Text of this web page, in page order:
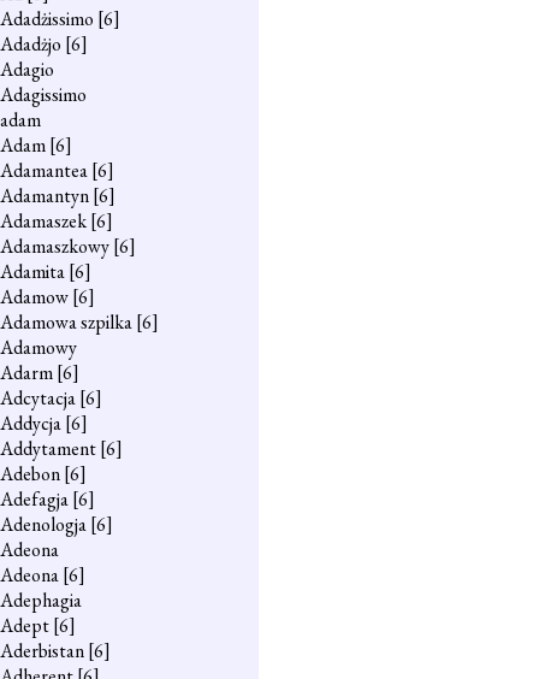
Adadżissimo [6]
Adadżjo [6]
Adagio
Adagissimo
adam
Adam[6]
Adamantea[6]
Adamantyn[6]
Adamaszek[6]
Adamaszkowy[6]
Adamita[6]
Adamow[6]
Adamowa szpilka[6]
Adamowy
Adarm[6]
Adcytacja[6]
Addycja[6]
Addytament[6]
Adebon[6]
Adefagja[6]
Adenologja[6]
Adeona
Adeona[6]
Adephagia
Adept[6]
Aderbistan[6]